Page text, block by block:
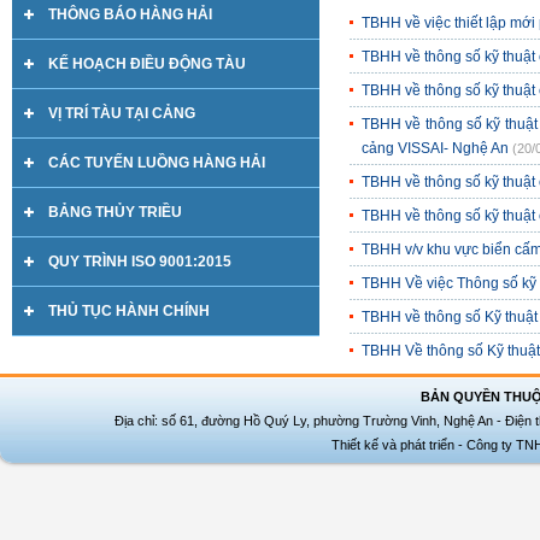
THÔNG BÁO HÀNG HẢI
KẾ HOẠCH ĐIỀU ĐỘNG TÀU
VỊ TRÍ TÀU TẠI CẢNG
CÁC TUYẾN LUỒNG HÀNG HẢI
BẢNG THỦY TRIỀU
QUY TRÌNH ISO 9001:2015
THỦ TỤC HÀNH CHÍNH
TBHH về việc thiết lập
TBHH về thông số kỹ
TBHH về thông số kỹ
TBHH về thông số kỹ
cảng VISSAI- Nghệ An (20/
TBHH về thông số kỹ
TBHH về thông số kỹ
TBHH v/v khu vực biển
TBHH Về việc Thông số
TBHH về thông số Kỹ
TBHH Về thông số Kỹ
BẢN QUYỀN
Địa chỉ: số 61, đường Hồ Quý Ly, phường Trường Vinh, Nghệ An - Điện
Thiết kế và phát triển - Công ty